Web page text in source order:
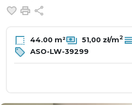
Dodaj do ulubionych
Drukuj
44.00 m² 51,00 zł/m2
ASO-LW-39299